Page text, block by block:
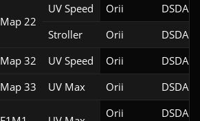
Map 22
UV Speed Orii
DSDA-
Stroller
Orii
DSDA-
Map 32
UV Speed Orii
DSDA-
Map 33
UV Max Orii DSDA-
Orii DSDA-